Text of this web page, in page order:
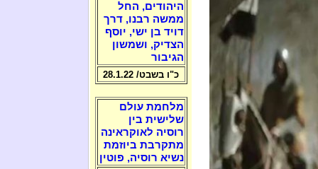
היהודים, החל
ממשה רבנו, דרך
דויד בן ישי, יוסף
הצדיק, ושמשון
הגיבור
כ"ו בשבט/ 28.1.22
מלחמת עולם
שלישית בין
רוסיה לאוקראינה
מתקרבת ביוזמת
נשיא רוסיה, פוטין